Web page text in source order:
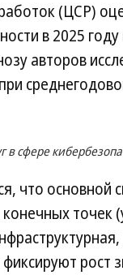
(ЦСР)
в 2025
авторов
в сфере
что
точек
рост